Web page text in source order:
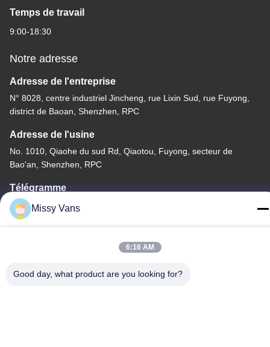
Temps de travail
9:00-18:30
Notre adresse
Adresse de l'entreprise
N° 8028, centre industriel Jincheng, rue Lixin Sud, rue Fuyong,
district de Baoan, Shenzhen, RPC
Adresse de l'usine
No. 1010, Qiaohe du sud Rd, Qiaotou, Fuyong, secteur de
Bao'an, Shenzhen, RPC
Télégramme
+86-185-7643-6547
Chine Bonne qualité Pièces de moteur japonaises Le fournisseur.
Missy Vans
6:16 AM
Good day, what product are you looking for?